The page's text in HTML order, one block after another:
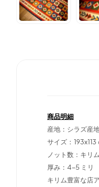
商品明細
産地：シラズ産
サイズ：193x113
ノット数：キリ
厚み：4-5 ミリ
キリム豊富な店